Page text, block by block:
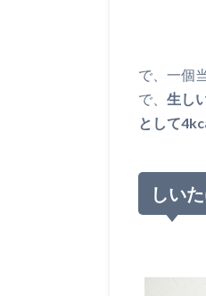
で、一個
で、 生し
として
しい